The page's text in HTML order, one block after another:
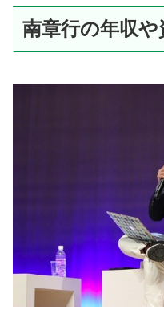
南章行の年収